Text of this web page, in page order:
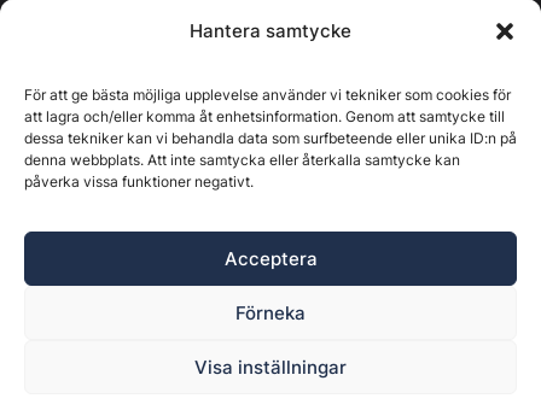
Hantera samtycke
För att ge bästa möjliga upplevelse använder vi tekniker som cookies för
att lagra och/eller komma åt enhetsinformation. Genom att samtycke till
dessa tekniker kan vi behandla data som surfbeteende eller unika ID:n på
denna webbplats. Att inte samtycka eller återkalla samtycke kan
påverka vissa funktioner negativt.
Acceptera
Förneka
Visa inställningar
Kontakta oss
Östernäsvägen 1, 827 32 Ljusdal, org.nr: 556625-6425 -
Ansvarig utgivare: Henrik Ekberg. Innehållet på denna
webbplats är upphovsrättsligt skyddat. Ange källa vid citering.
Byggvärlden är en del avMarknadsdatagruppen
Policy för datahantering, integritet och cookies